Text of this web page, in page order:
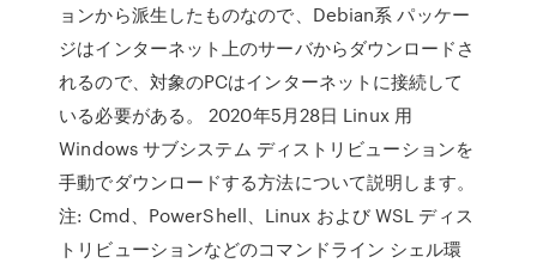
ョンから派生したものなので、Debian系 パッケー
ジはインターネット上のサーバからダウンロードさ
れるので、対象のPCはインターネットに接続して
いる必要がある。 2020年5月28日 Linux 用
Windows サブシステム ディストリビューションを
手動でダウンロードする方法について説明します。
注: Cmd、PowerShell、Linux および WSL ディス
トリビューションなどのコマンドライン シェル環